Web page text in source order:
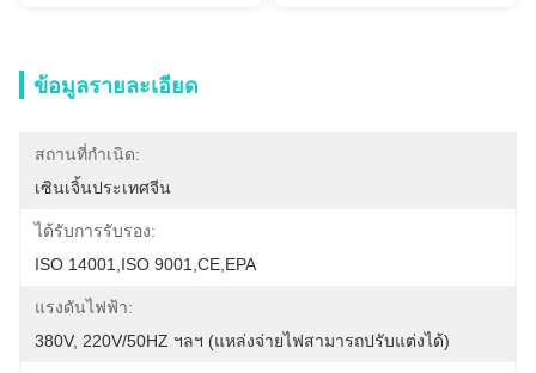
ข้อมูลรายละเอียด
สถานที่กำเนิด:
เซินเจิ้นประเทศจีน
ได้รับการรับรอง:
ISO 14001,ISO 9001,CE,EPA
แรงดันไฟฟ้า:
380V, 220V/50HZ ฯลฯ (แหล่งจ่ายไฟสามารถปรับแต่งได้)